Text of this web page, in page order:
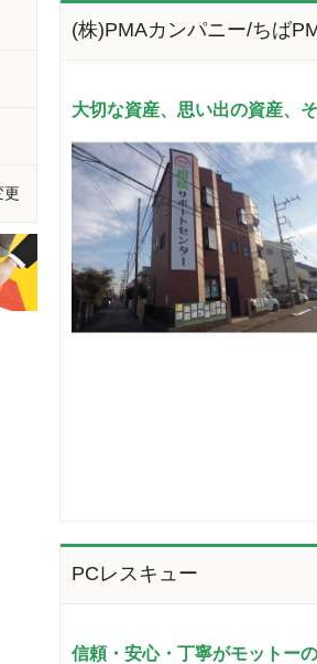
更
(株)PMAカンパニー/ちば
大切な資産、思い出の資産、
PCレスキュー
信頼・安心・丁寧がモットー